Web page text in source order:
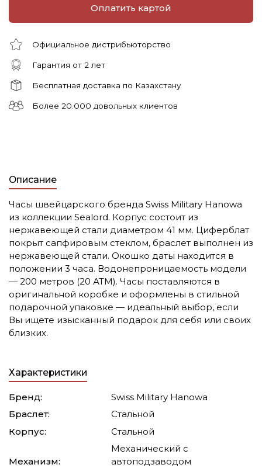
Оплатить картой
Официальное дистрибьюторство
Гарантия от 2 лет
Бесплатная доставка по Казахстану
Более 20.000 довольных клиентов
Описание
Часы швейцарского бренда Swiss Military Hanowa
из коллекции Sealord. Корпус состоит из
нержавеющей стали диаметром 41 мм. Циферблат
покрыт сапфировым стеклом, браслет выполнен из
нержавеющей стали. Окошко даты находится в
положении 3 часа. Водонепроницаемость модели
— 200 метров (20 АТМ). Часы поставляются в
оригинальной коробке и оформлены в стильной
подарочной упаковке — идеальный выбор, если
Вы ищете изысканный подарок для себя или своих
близких.
Характеристики
Бренд:
Swiss Military Hanowa
Браслет:
Стальной
Корпус:
Стальной
Механизм:
Механический с
автоподзаводом